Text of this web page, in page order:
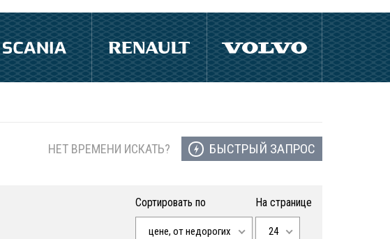
НЕТ ВРЕМЕНИ ИСКАТЬ? БЫСТРЫЙ ЗАПРОС
Сортировать по
цене, от недорогих
На странице
24